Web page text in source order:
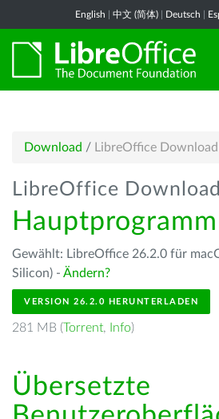
English 中文 (简体) Deutsch
Download / LibreOffice Download
LibreOffice Download
Hauptprogramm
Gewählt: LibreOffice 26.2.0 für
Silicon) - Ändern?
VERSION 26.2.0 HERUNTERLADEN
281 MB (Torrent, Info)
Übersetzte